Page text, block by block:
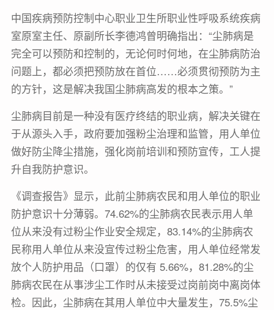
中国疾病预防控制中心职业卫生所职业性呼吸系统疾病
室原室主任、原副所长李德鸿曾明确指出：“尘肺病是
完全可以预防和控制的，无论何时何地，在尘肺病防治
问题上，都必须把预防放在首位……必须贯彻预防为主
的方针，这是解决我国尘肺病高发的根本之策。”
尘肺病目前是一种没有医疗终结的职业病，解决关键在
于从源头入手，政府要加强粉尘治理和监管，用人单位
做好防尘降尘措施，强化岗前培训和预防宣传，工人提
升自我防护意识。
《调查报告》显示，此前尘肺病农民和用人单位的职业
防护意识十分薄弱。74.62%的尘肺病农民表示用人单
位从来没有过粉尘作业安全规定，83.14%的尘肺病农
民称用人单位从来没宣传过粉尘危害，用人单位经常发
放个人防护用品（口罩）的仅有 5.66%，81.28%的尘
肺病农民在从事涉尘工作时从未接受过岗前岗中离岗体
检。因此，尘肺病在其用人单位中大量发生，75.5%尘